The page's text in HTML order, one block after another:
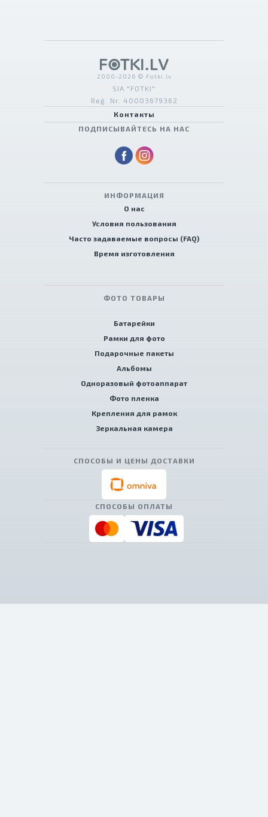
2000-2026 © Fotki.lv
SIA "FOTKI"
Reģ. Nr. 40003679362
Контакты
ПОДПИСЫВАЙТЕСЬ НА НАС
ИНФОРМАЦИЯ
О нас
Условия пользования
Часто задаваемые вопросы (FAQ)
Время изготовления
ФОТО ТОВАРЫ
Батарейки
Рамки для фото
Подарочные пакеты
Альбомы
Одноразовый фотоаппарат
Фото пленка
Крепления для рамок
Зеркальная камера
СПОСОБЫ И ЦЕНЫ ДОСТАВКИ
СПОСОБЫ ОПЛАТЫ